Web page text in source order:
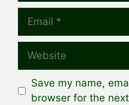
Email
Website
Save my name,
browser for the